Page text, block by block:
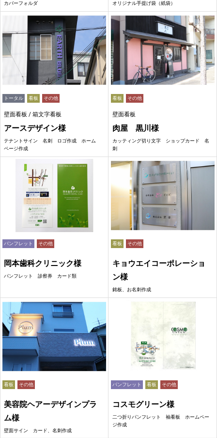
カバーフォルダ オリジナル手提げ袋（紙袋）
トータル 看板 その他
壁面看板 / 箱文字看板
アースデザイン様
テナントサイン 名刺 ロゴ作成 ホーム
ページ作成
看板 その他
壁面看板
肉屋 黒川様
カッティング切り文字 ショップカード 名
刺
パンフレット その他
岡本歯科クリニック様
パンフレット 診察券 カード類
看板 その他
キョウエイコーポレーショ
ン様
銘板、お名刺作成
看板 その他
美容院ヘアーデザインプラ
ム様
壁面サイン カード、名刺作成
パンフレット 看板 その他
コスモグリーン様
二つ折りパンフレット 袖看板 ホームペー
ジ作成